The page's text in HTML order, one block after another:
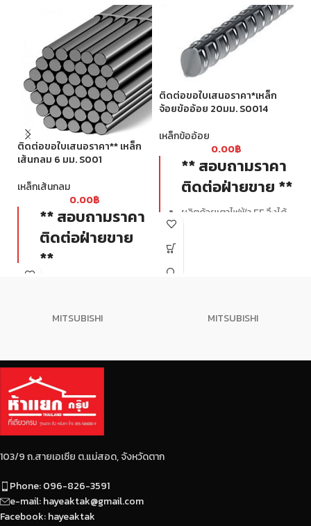
ติดต่อขอใบเสนอราคา** เหล็ก
เส้นกลม 6 มม. S001
เหล็กเส้นกลม
0.00฿
** สอบถามราคา
ติดต่อฝ่ายขาย
**
ไม่มีปีก ลูกคลื่น
เส้นผ่านศูนย์กลางถูกต้อง น้ำหนัก
เต็มทุกเส้น
ติดต่อขอใบเสนอราคา*เหล็ก
จ้อยข้ออ้อย 20มม. S0014
เหล็กข้ออ้อย
0.00฿
** สอบถามราคา
ติดต่อฝ่ายขาย **
ผลิตด้วยเตาไฟฟ้า EF จึงได้
ประเทศไทย
MITSUBISHI MITSUBISHI
103/9 ถ.สายเอเซีย ต.แม่สอด, จังหวัดตาก
Phone: 096-826-3591
e-mail: hayeaktak@gmail.com
Facebook: hayeaktak